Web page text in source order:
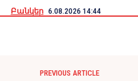
Բանկեր 6.08.2026 14:44
PREVIOUS ARTICLE